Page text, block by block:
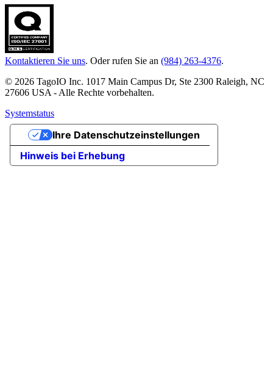
Kontaktieren Sie uns. Oder rufen Sie an (984) 263-4376.
© 2026 TagoIO Inc. 1017 Main Campus Dr, Ste 2300 Raleigh, NC
27606 USA - Alle Rechte vorbehalten.
Systemstatus
Hinweis bei Erhebung
Ihre Datenschutzeinstellungen